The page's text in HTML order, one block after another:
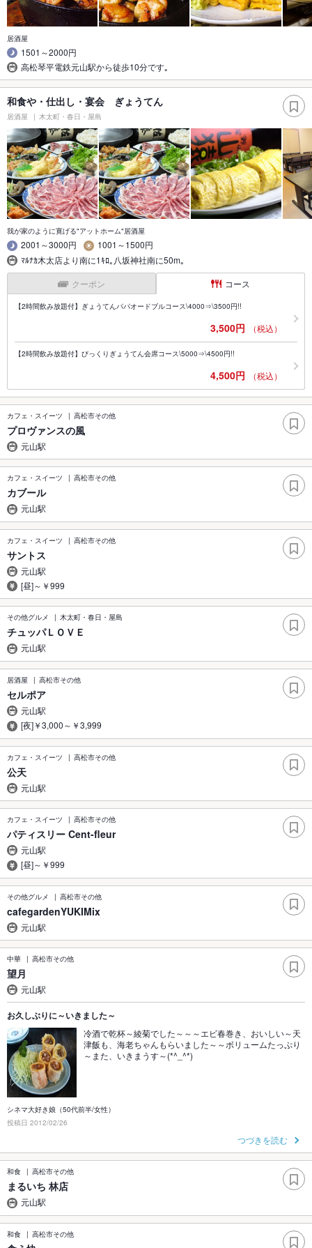
居酒屋
1501～2000円
高松琴平電鉄元山駅から徒歩10分です｡
和食や・仕出し・宴会 ぎょうてん
居酒屋 木太町・春日・屋島
我が家のように寛げる"アットホーム"居酒屋
2001～3000円
1001～1500円
ﾏﾙﾅｶ木太店より南に1ｷﾛ｡八坂神社南に50m｡
クーポン コース
【2時間飲み放題付】ぎょうてんパパオードブルコース\4000⇒\3500円!!
3,500円 （税込）
【2時間飲み放題付】びっくりぎょうてん会席コース\5000⇒\4500円!!
4,500円 （税込）
カフェ・スイーツ 高松市その他
プロヴァンスの風
元山駅
カフェ・スイーツ 高松市その他
カブール
元山駅
カフェ・スイーツ 高松市その他
サントス
元山駅
[昼]～￥999
その他グルメ 木太町・春日・屋島
チュッパＬＯＶＥ
元山駅
居酒屋 高松市その他
セルポア
元山駅
[夜]￥3,000～￥3,999
カフェ・スイーツ 高松市その他
公天
元山駅
カフェ・スイーツ 高松市その他
パティスリー Cent-fleur
元山駅
[昼]～￥999
その他グルメ 高松市その他
cafegardenYUKIMix
元山駅
中華 高松市その他
望月
元山駅
お久しぶりに～いきました～
冷酒で乾杯～綾菊でした～～～エビ春巻き、おいしい～天
津飯も、海老ちゃんもらいました～～ボリュームたっぷり
～また、いきまうす～(*^_^*)
シネマ大好き娘（50代前半/女性）
投稿日 2012/02/26
つづきを読む
和食 高松市その他
まるいち 林店
元山駅
和食 高松市その他